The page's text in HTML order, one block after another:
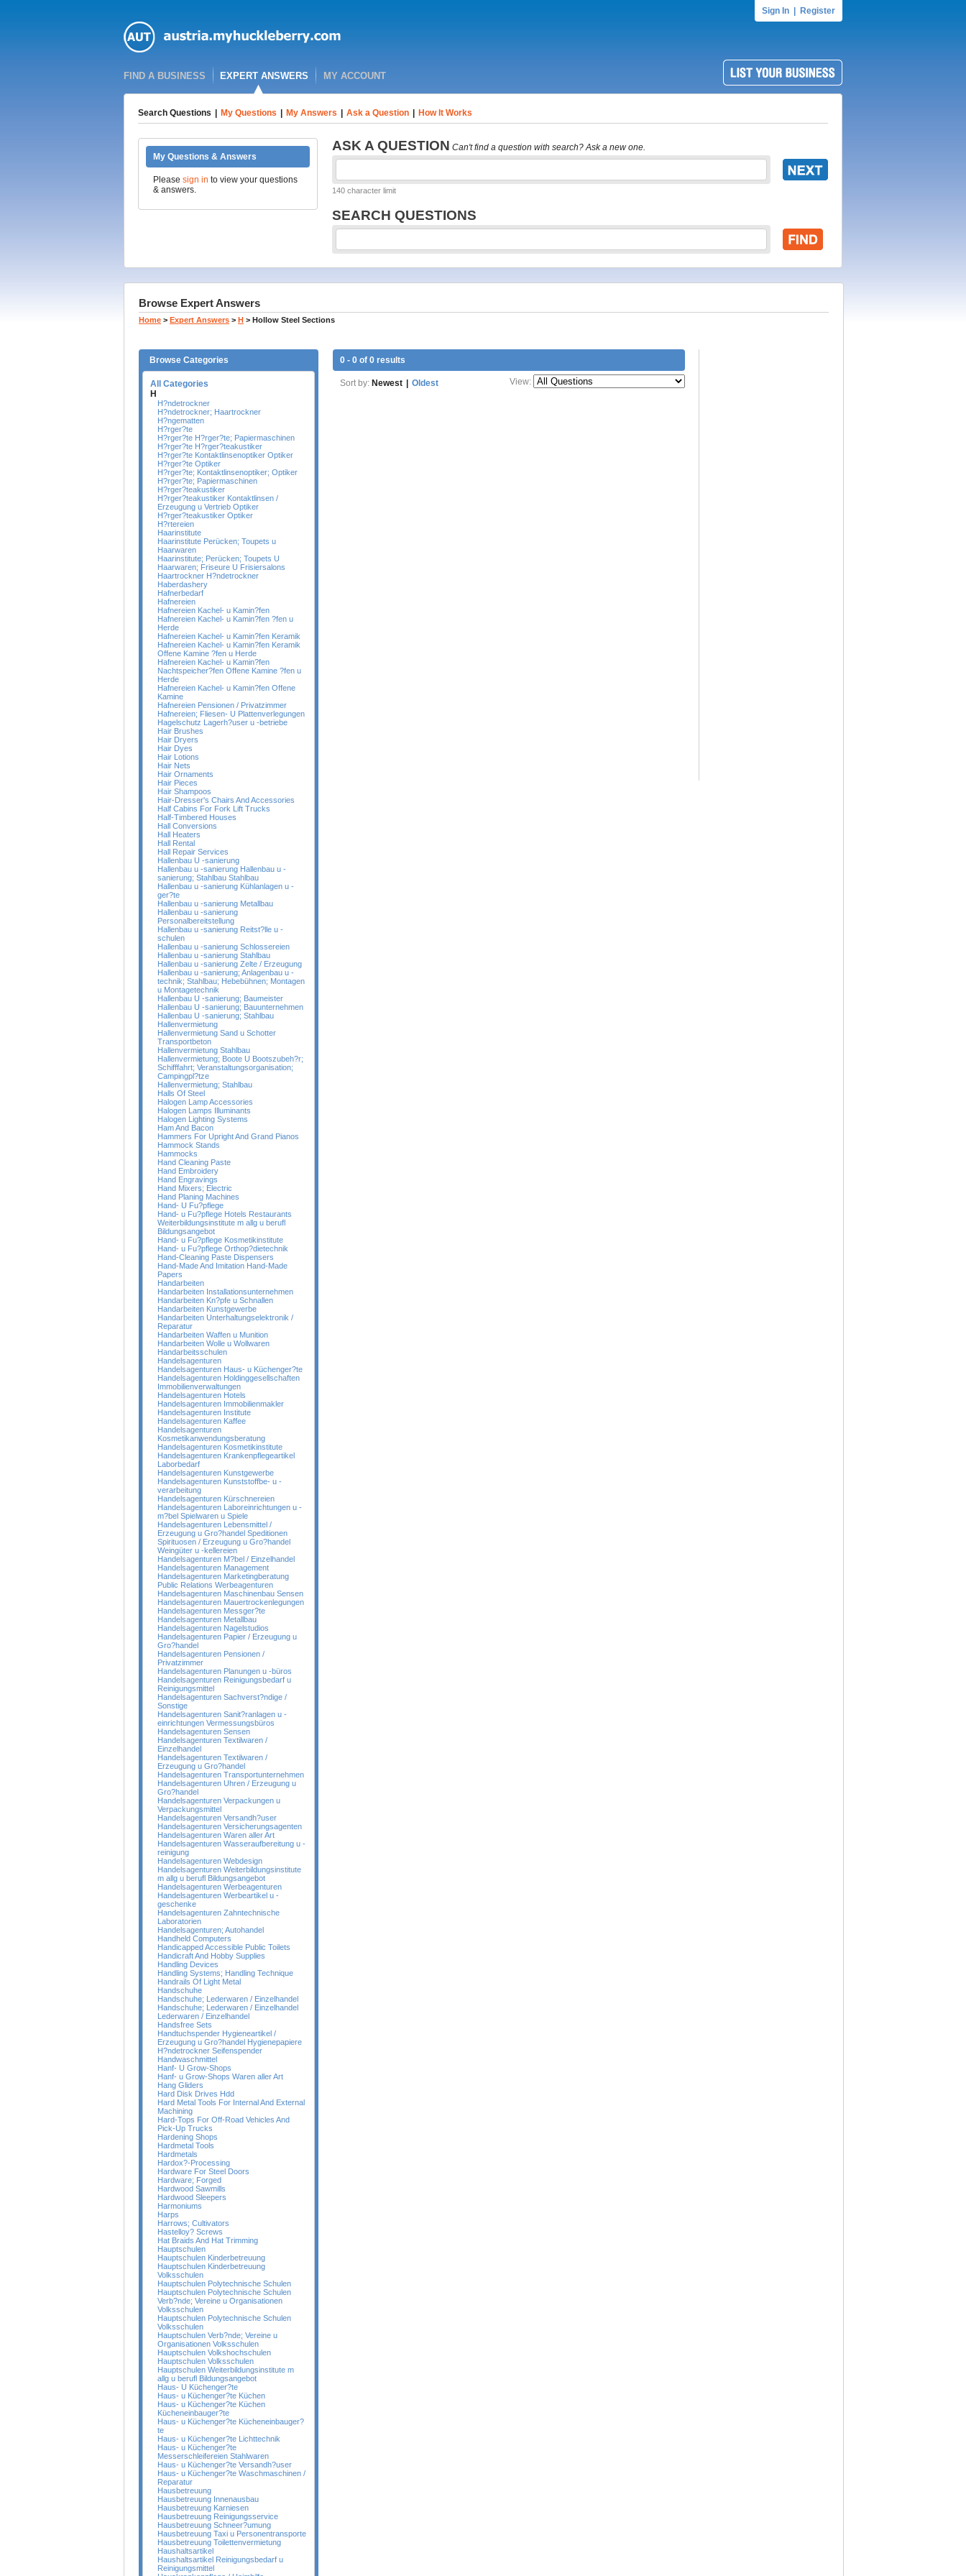
Sign In Register
FIND A BUSINESS EXPERT ANSWERS MY ACCOUNT
Search Questions My Questions My Answers Ask a Question How It Works
My Questions & Answers
Please sign in to view your questions
& answers.
ASK A QUESTION Can't find a question with search? Ask a new one.
140 character limit
SEARCH QUESTIONS
Browse Expert Answers
Home > Expert Answers > H > Hollow Steel Sections
Browse Categories
All Categories
H
H?ndetrockner
H?ndetrockner; Haartrockner
H?ngematten
H?rger?te
H?rger?te H?rger?te; Papiermaschinen
H?rger?te H?rger?teakustiker
H?rger?te Kontaktlinsenoptiker Optiker
H?rger?te Optiker
H?rger?te; Kontaktlinsenoptiker; Optiker
H?rger?te; Papiermaschinen
H?rger?teakustiker
H?rger?teakustiker Kontaktlinsen /
Erzeugung u Vertrieb Optiker
H?rger?teakustiker Optiker
H?rtereien
Haarinstitute
Haarinstitute Perücken; Toupets u
Haarwaren
Haarinstitute; Perücken; Toupets U
Haarwaren; Friseure U Frisiersalons
Haartrockner H?ndetrockner
Haberdashery
Hafnerbedarf
Hafnereien
Hafnereien Kachel- u Kamin?fen
Hafnereien Kachel- u Kamin?fen ?fen u
Herde
Hafnereien Kachel- u Kamin?fen Keramik
Hafnereien Kachel- u Kamin?fen Keramik
Offene Kamine ?fen u Herde
Hafnereien Kachel- u Kamin?fen
Nachtspeicher?fen Offene Kamine ?fen u
Herde
Hafnereien Kachel- u Kamin?fen Offene
Kamine
Hafnereien Pensionen / Privatzimmer
Hafnereien; Fliesen- U Plattenverlegungen
Hagelschutz Lagerh?user u -betriebe
Hair Brushes
Hair Dryers
Hair Dyes
Hair Lotions
Hair Nets
Hair Ornaments
Hair Pieces
Hair Shampoos
Hair-Dresser's Chairs And Accessories
Half Cabins For Fork Lift Trucks
Half-Timbered Houses
Hall Conversions
Hall Heaters
Hall Rental
Hall Repair Services
Hallenbau U -sanierung
Hallenbau u -sanierung Hallenbau u -
sanierung; Stahlbau Stahlbau
Hallenbau u -sanierung Kühlanlagen u -
ger?te
Hallenbau u -sanierung Metallbau
Hallenbau u -sanierung
Personalbereitstellung
Hallenbau u -sanierung Reitst?lle u -
schulen
Hallenbau u -sanierung Schlossereien
Hallenbau u -sanierung Stahlbau
Hallenbau u -sanierung Zelte / Erzeugung
Hallenbau u -sanierung; Anlagenbau u -
technik; Stahlbau; Hebebühnen; Montagen
u Montagetechnik
Hallenbau U -sanierung; Baumeister
Hallenbau U -sanierung; Bauunternehmen
Hallenbau U -sanierung; Stahlbau
Hallenvermietung
Hallenvermietung Sand u Schotter
Transportbeton
Hallenvermietung Stahlbau
Hallenvermietung; Boote U Bootszubeh?r;
Schifffahrt; Veranstaltungsorganisation;
Campingpl?tze
Hallenvermietung; Stahlbau
Halls Of Steel
Halogen Lamp Accessories
Halogen Lamps Illuminants
Halogen Lighting Systems
Ham And Bacon
Hammers For Upright And Grand Pianos
Hammock Stands
Hammocks
Hand Cleaning Paste
Hand Embroidery
Hand Engravings
Hand Mixers; Electric
Hand Planing Machines
Hand- U Fu?pflege
Hand- u Fu?pflege Hotels Restaurants
Weiterbildungsinstitute m allg u berufl
Bildungsangebot
Hand- u Fu?pflege Kosmetikinstitute
Hand- u Fu?pflege Orthop?dietechnik
Hand-Cleaning Paste Dispensers
Hand-Made And Imitation Hand-Made
Papers
Handarbeiten
Handarbeiten Installationsunternehmen
Handarbeiten Kn?pfe u Schnallen
Handarbeiten Kunstgewerbe
Handarbeiten Unterhaltungselektronik /
Reparatur
Handarbeiten Waffen u Munition
Handarbeiten Wolle u Wollwaren
Handarbeitsschulen
Handelsagenturen
Handelsagenturen Haus- u Küchenger?te
Handelsagenturen Holdinggesellschaften
Immobilienverwaltungen
Handelsagenturen Hotels
Handelsagenturen Immobilienmakler
Handelsagenturen Institute
Handelsagenturen Kaffee
Handelsagenturen
Kosmetikanwendungsberatung
Handelsagenturen Kosmetikinstitute
Handelsagenturen Krankenpflegeartikel
Laborbedarf
Handelsagenturen Kunstgewerbe
Handelsagenturen Kunststoffbe- u -
verarbeitung
Handelsagenturen Kürschnereien
Handelsagenturen Laboreinrichtungen u -
m?bel Spielwaren u Spiele
Handelsagenturen Lebensmittel /
Erzeugung u Gro?handel Speditionen
Spirituosen / Erzeugung u Gro?handel
Weingüter u -kellereien
Handelsagenturen M?bel / Einzelhandel
Handelsagenturen Management
Handelsagenturen Marketingberatung
Public Relations Werbeagenturen
Handelsagenturen Maschinenbau Sensen
Handelsagenturen Mauertrockenlegungen
Handelsagenturen Messger?te
Handelsagenturen Metallbau
Handelsagenturen Nagelstudios
Handelsagenturen Papier / Erzeugung u
Gro?handel
Handelsagenturen Pensionen /
Privatzimmer
Handelsagenturen Planungen u -büros
Handelsagenturen Reinigungsbedarf u
Reinigungsmittel
Handelsagenturen Sachverst?ndige /
Sonstige
Handelsagenturen Sanit?ranlagen u -
einrichtungen Vermessungsbüros
Handelsagenturen Sensen
Handelsagenturen Textilwaren /
Einzelhandel
Handelsagenturen Textilwaren /
Erzeugung u Gro?handel
Handelsagenturen Transportunternehmen
Handelsagenturen Uhren / Erzeugung u
Gro?handel
Handelsagenturen Verpackungen u
Verpackungsmittel
Handelsagenturen Versandh?user
Handelsagenturen Versicherungsagenten
Handelsagenturen Waren aller Art
Handelsagenturen Wasseraufbereitung u -
reinigung
Handelsagenturen Webdesign
Handelsagenturen Weiterbildungsinstitute
m allg u berufl Bildungsangebot
Handelsagenturen Werbeagenturen
Handelsagenturen Werbeartikel u -
geschenke
Handelsagenturen Zahntechnische
Laboratorien
Handelsagenturen; Autohandel
Handheld Computers
Handicapped Accessible Public Toilets
Handicraft And Hobby Supplies
Handling Devices
Handling Systems; Handling Technique
Handrails Of Light Metal
Handschuhe
Handschuhe; Lederwaren / Einzelhandel
Handschuhe; Lederwaren / Einzelhandel
Lederwaren / Einzelhandel
Handsfree Sets
Handtuchspender Hygieneartikel /
Erzeugung u Gro?handel Hygienepapiere
H?ndetrockner Seifenspender
Handwaschmittel
Hanf- U Grow-Shops
Hanf- u Grow-Shops Waren aller Art
Hang Gliders
Hard Disk Drives Hdd
Hard Metal Tools For Internal And External
Machining
Hard-Tops For Off-Road Vehicles And
Pick-Up Trucks
Hardening Shops
Hardmetal Tools
Hardmetals
Hardox?-Processing
Hardware For Steel Doors
Hardware; Forged
Hardwood Sawmills
Hardwood Sleepers
Harmoniums
Harps
Harrows; Cultivators
Hastelloy? Screws
Hat Braids And Hat Trimming
Hauptschulen
Hauptschulen Kinderbetreuung
Hauptschulen Kinderbetreuung
Volksschulen
Hauptschulen Polytechnische Schulen
Hauptschulen Polytechnische Schulen
Verb?nde; Vereine u Organisationen
Volksschulen
Hauptschulen Polytechnische Schulen
Volksschulen
Hauptschulen Verb?nde; Vereine u
Organisationen Volksschulen
Hauptschulen Volkshochschulen
Hauptschulen Volksschulen
Hauptschulen Weiterbildungsinstitute m
allg u berufl Bildungsangebot
Haus- U Küchenger?te
Haus- u Küchenger?te Küchen
Haus- u Küchenger?te Küchen
Kücheneinbauger?te
Haus- u Küchenger?te Kücheneinbauger?
te
Haus- u Küchenger?te Lichttechnik
Haus- u Küchenger?te
Messerschleifereien Stahlwaren
Haus- u Küchenger?te Versandh?user
Haus- u Küchenger?te Waschmaschinen /
Reparatur
Hausbetreuung
Hausbetreuung Innenausbau
Hausbetreuung Karniesen
Hausbetreuung Reinigungsservice
Hausbetreuung Schneer?umung
Hausbetreuung Taxi u Personentransporte
Hausbetreuung Toilettenvermietung
Haushaltsartikel
Haushaltsartikel Reinigungsbedarf u
Reinigungsmittel
0 - 0 of 0 results
Sort by: Newest Oldest View: